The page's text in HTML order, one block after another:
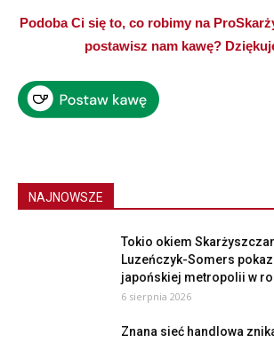
Podoba Ci się to, co robimy na
postawisz nam kawę?
NAJNOWSZE
Tokio okiem
Luzeńczyk-Somers
japońskiej metropolii w
6 sierpnia 2026
Znana sieć handlowa